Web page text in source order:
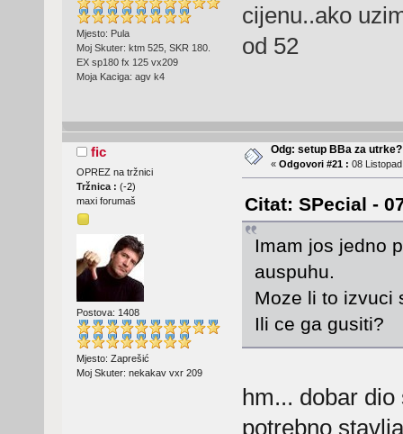
Mjesto: Pula
Moj Skuter: ktm 525, SKR 180.
EX sp180 fx 125 vx209
Moja Kaciga: agv k4
cijenu..ako
od 52
fic
OPREZ na tržnici
Tržnica : (-2)
maxi forumaš
Postova: 1408
Mjesto: Zaprešić
Moj Skuter: nekakav vxr 209
Odg: setup BBa za utrke?
« Odgovori #21 : 08
Citat: SPecial -
Imam jos jedno
auspuhu.
Moze li to izvuci
Ili ce ga gusiti?
hm... dobar
potrebno